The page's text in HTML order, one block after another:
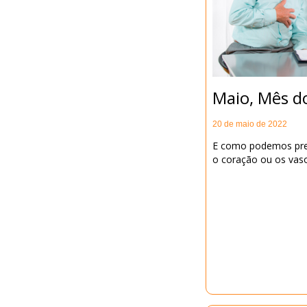
Maio, Mês
20 de maio de 2022
E como podemos
o coração ou os